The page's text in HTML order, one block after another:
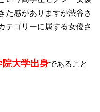
た感がありますが渋谷さ
テゴリーに属する女優さ
院大学出身であること